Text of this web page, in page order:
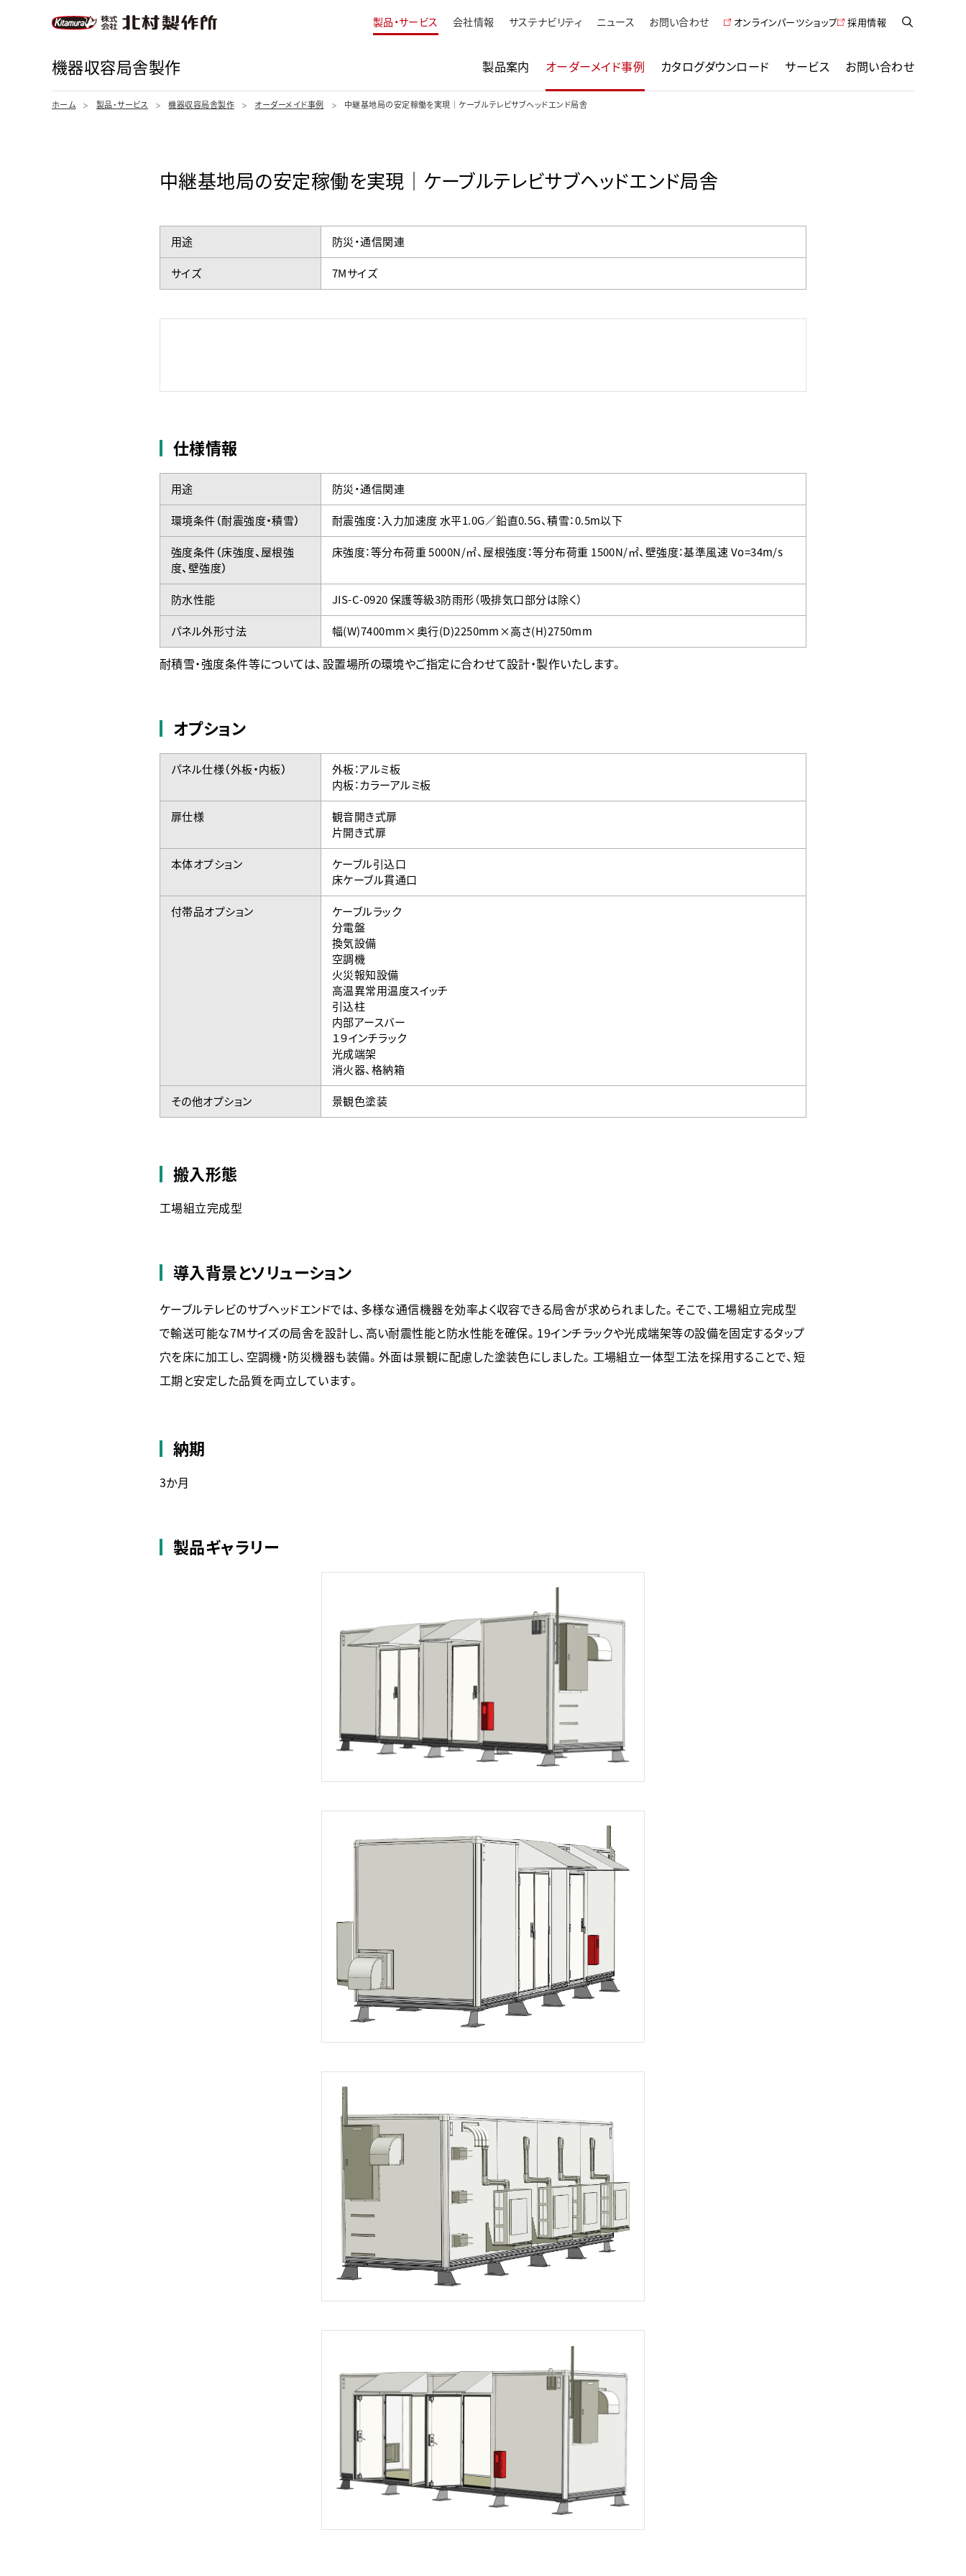
製品・サービス 会社情報 サステナビリティ ニュース お問い合わせ オンラインパーツショップ 採用情報
機器収容局舎製作 製品案内 オーダーメイド事例 カタログダウンロード サービス お問い合わせ
ホーム 製品・サービス 機器収容局舎製作 オーダーメイド事例 中継基地局の安定稼働を実現｜ケーブルテレビサブヘッドエンド局舎
中継基地局の安定稼働を実現｜ケーブルテレビサブヘッドエンド局舎
用途 防災・通信関連
サイズ 7Mサイズ
仕様情報
用途 防災・通信関連
環境条件（耐震強度・積雪） 耐震強度：入力加速度 水平1.0G／鉛直0.5G、積雪：0.5m以下
強度条件（床強度、屋根強
度、壁強度）
床強度：等分布荷重 5000N/㎡、屋根強度：等分布荷重 1500N/㎡、壁強度：基準風速 Vo=34m/s
防水性能 JIS-C-0920 保護等級3防雨形（吸排気口部分は除く）
パネル外形寸法 幅(W)7400mm×奥行(D)2250mm×高さ(H)2750mm
耐積雪・強度条件等については、設置場所の​環境やご指定に合わせて設計・製作いたします。​
オプション
パネル仕様（外板・内板）
外板：アルミ板
内板：カラーアルミ板
扉仕様
観音開き式扉
片開き式扉
本体オプション
ケーブル引込口
床ケーブル貫通口
付帯品オプション
ケーブルラック
分電盤
換気設備
空調機
火災報知設備
高温異常用温度スイッチ
引込柱
内部アースバー
１９インチラック
光成端架
消火器、格納箱
その他オプション 景観色塗装
搬入形態
工場組立完成型
導入背景とソリューション
ケーブルテレビのサブヘッドエンドでは、多様な通信機器を効率よく収容できる局舎が求められました。そこで、工場組立完成型
で輸送可能な7Mサイズの局舎を設計し、高い耐震性能と防水性能を確保。19インチラックや光成端架等の設備を固定するタップ
穴を床に加工し、空調機・防災機器も装備。外面は景観に配慮した塗装色にしました。工場組立一体型工法を採用することで、短
工期と安定した品質を両立しています。
納期
3か月
製品ギャラリー